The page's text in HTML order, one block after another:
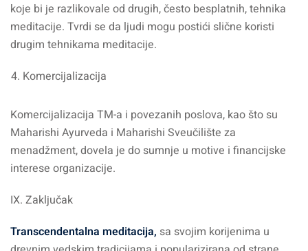
koje bi je razlikovale od drugih, često besplatnih, tehnika
meditacije. Tvrdi se da ljudi mogu postići slične koristi
drugim tehnikama meditacije.
Komercijalizacija
Komercijalizacija TM-a i povezanih poslova, kao što su
Maharishi Ayurveda i Maharishi Sveučilište za
menadžment, dovela je do sumnje u motive i financijske
interese organizacije.
IX. Zaključak
Transcendentalna meditacija, sa svojim korijenima u